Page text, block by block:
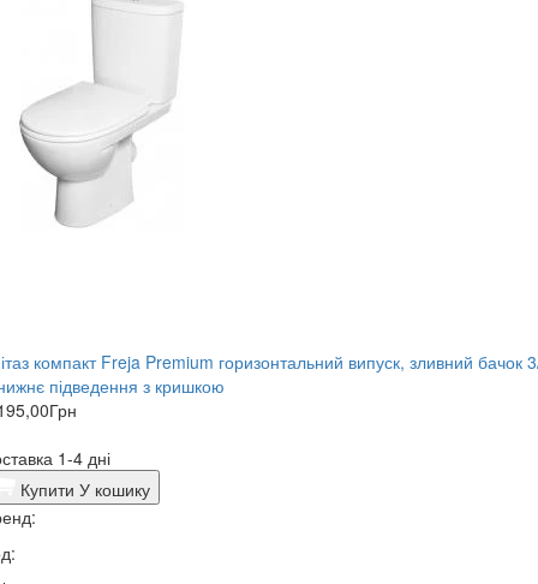
компакт Freja Premium горизонтальний випуск, зливний бачок
підведення з кришкою
Грн
1-4 дні
Купити У кошику